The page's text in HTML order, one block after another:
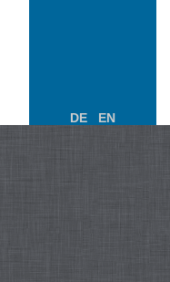
DE EN